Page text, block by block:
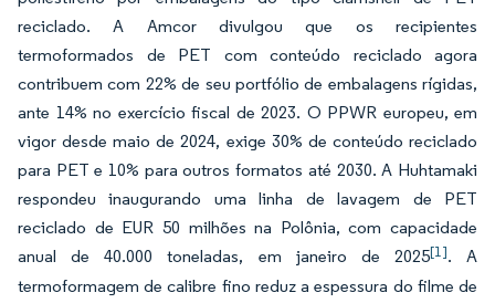
reciclado. A Amcor divulgou que os recipientes
termoformados de PET com conteúdo reciclado agora
contribuem com 22% de seu portfólio de embalagens rígidas,
ante 14% no exercício fiscal de 2023. O PPWR europeu, em
vigor desde maio de 2024, exige 30% de conteúdo reciclado
para PET e 10% para outros formatos até 2030. A Huhtamaki
respondeu inaugurando uma linha de lavagem de PET
reciclado de EUR 50 milhões na Polônia, com capacidade
anual de 40.000 toneladas, em janeiro de 2025[1]. A
termoformagem de calibre fino reduz a espessura do filme de